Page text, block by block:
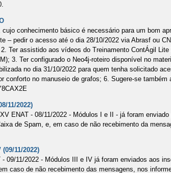
conhecimento básico é necessário para um bom
– pedir o acesso até o dia 28/10/2022 via Abrasf ou
Ter assistido aos vídeos do Treinamento ContÁgil
3. Ter configurado o Neo4j-roteiro disponível no
no dia 31/10/2022 para quem tenha solicitado
conforto no manuseio de grafos; 6. Sugere-se
11/2022)
ENAT - 08/11/2022 - Módulos I e II - já foram
de Spam, e, em caso de não recebimento da
11/2022)
09/11/2022 - Módulos III e IV já foram enviados aos
caso de não recebimento das mensagens, nos